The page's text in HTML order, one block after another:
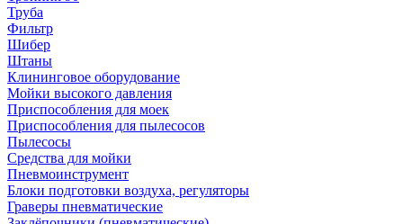
Труба
Фильтр
Шибер
Штаны
Клининговое оборудование
Мойки высокого давления
Приспособления для моек
Приспособления для пылесосов
Пылесосы
Средства для мойки
Пневмоинструмент
Блоки подготовки воздуха, регуляторы
Граверы пневматические